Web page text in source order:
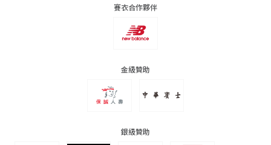
賽衣合作夥伴
金級贊助
銀級贊助